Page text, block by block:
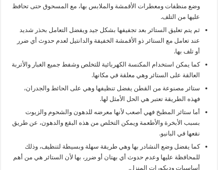
وضع منظفات ومعطرات الأقمشة والملابس بها، مع المسحوق حتى تحافظ
عليها من التلف.
ثم يتم تعليق الستائر بعد تجفيفها بشكل جيد ويفضل التعامل بحذر شديد
عند تعامل مع الستائر ذو الأقمشة الخفيفة والدانتيل لعدم حدوث أي ضرر
أو تلف بها.
كما يمكن استخدام المكنسة الكهربائية للتخلص وشفط جميع الغبار والأتربة
العالقة على الستائر وهي معلقة في مكانها.
ستائر مصنوعة من القطن يفضل تنظيفها وهي على الحائط والجدران،
فهذه الطريقة تعتبر هي الحل الأمثل لها.
أما ستائر المطبخ فهي أصعب لأنها معرضه للدهون والشحوم والزيوت
بسبب الأبخرة والأطعمة ويمكن التخلص من هذه البقع والدهون، عن طريق
نقعها في البانيو.
كما يفضل وضع النشادر بها وهي طريقة سهلة وبسيطة لتنظيف، وذلك
للمحافظة عليها وعدم حدوث أي بهتان أو ضرر، بها لأن الستائر هي من أهم
أساسيات وديكورات المنزل.